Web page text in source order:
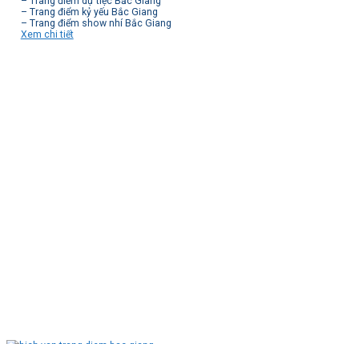
– Trang điểm kỷ yếu Bắc Giang
– Trang điểm show nhí Bắc Giang
Xem chi tiết